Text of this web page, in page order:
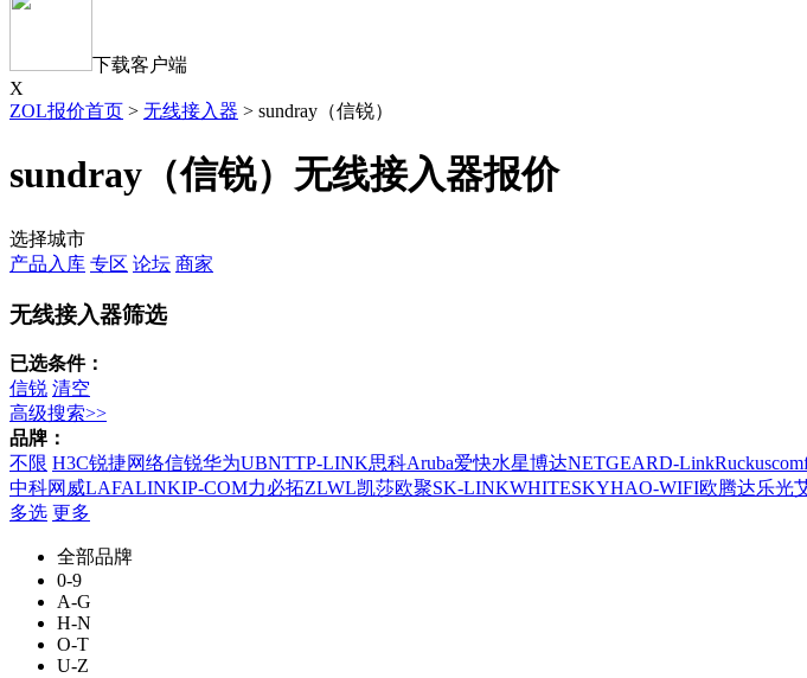
下载客户端
X
ZOL报价首页 > 无线接入器 > sundray（信锐）
sundray（信锐）无线接入器报价
选择城市
产品入库 专区 论坛 商家
无线接入器筛选
已选条件：
信锐 清空
高级搜索>>
品牌：
不限 H3C锐捷网络信锐华为UBNTTP-LINK思科Aruba爱快水星博达NETGEARD-LinkRuckus
中科网威LAFALINKIP-COM力必拓ZLWL凯莎欧聚SK-LINKWHITESKYHAO-WIFI欧腾达乐光
多选 更多
全部品牌
0-9
A-G
H-N
O-T
U-Z